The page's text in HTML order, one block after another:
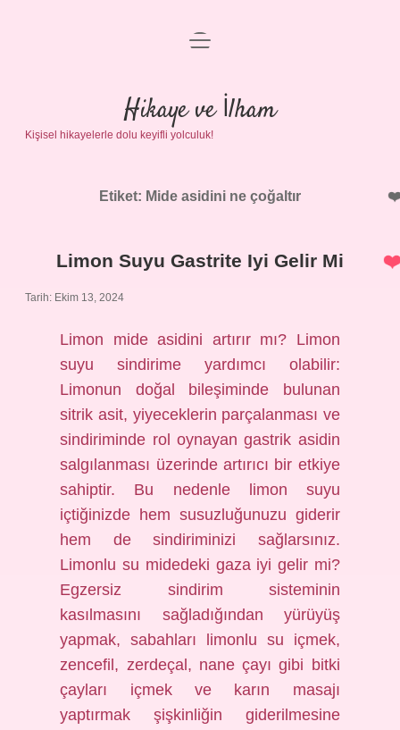
Anasayfa
Gizlilik Politikası
Yasal Uyarı
menüyü
Hikaye ve İlham
Kişisel hikayelerle dolu keyifli yolculuk!
Etiket: Mide asidini ne çoğaltır
Limon Suyu Gastrite Iyi Gelir Mi
Tarih: Ekim 13, 2024
Limon mide asidini artırır mı? Limon
suyu sindirime yardımcı olabilir:
Limonun doğal bileşiminde bulunan
sitrik asit, yiyeceklerin parçalanması ve
sindiriminde rol oynayan gastrik asidin
salgılanması üzerinde artırıcı bir etkiye
sahiptir. Bu nedenle limon suyu
içtiğinizde hem susuzluğunuzu giderir
hem de sindiriminizi sağlarsınız.
Limonlu su midedeki gaza iyi gelir mi?
Egzersiz sindirim sisteminin
kasılmasını sağladığından yürüyüş
yapmak, sabahları limonlu su içmek,
zencefil, zerdeçal, nane çayı gibi bitki
çayları içmek ve karın masajı
yaptırmak şişkinliğin giderilmesine